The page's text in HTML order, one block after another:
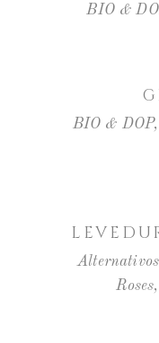
BIO &
BIO & DOP
Alternativos
Roses,